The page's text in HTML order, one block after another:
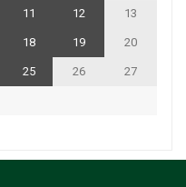
11 12 13
18 19 20
25 26 27